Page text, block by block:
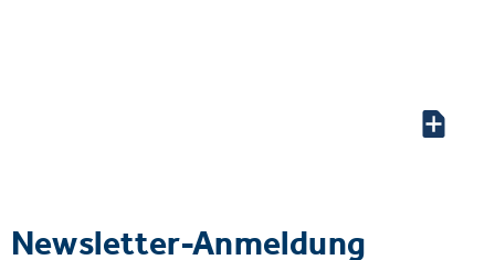
Newsletter-Anmeldung